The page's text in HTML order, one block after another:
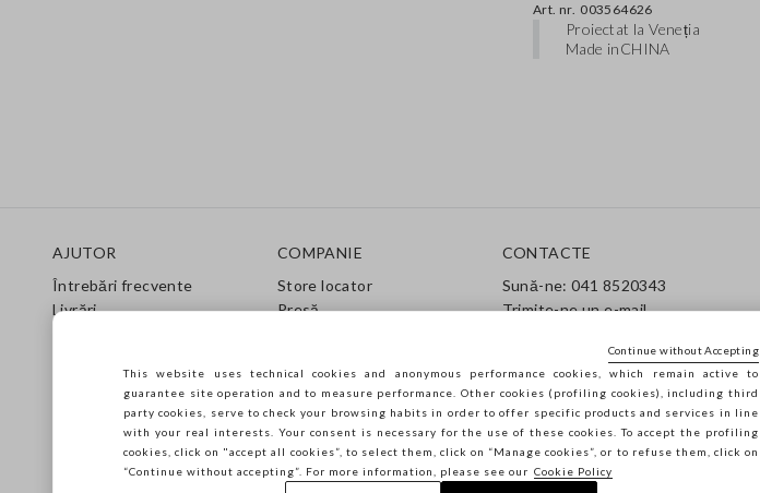
Art. nr. 003564626
Proiectat la Veneția
Made inCHINA
AJUTOR
Întrebări frecvente
Livrări
Ghid de îngrijire
Ghid de mărimi
COMPANIE
Store locator
Presă
Accesibilitate
Sustenabilitate
CONTACTE
Sună-ne: 041 8520343
Trimite-ne un e-mail
This website uses technical cookies and anonymous performance cookies, which remain active to
guarantee site operation and to measure performance. Other cookies (profiling cookies), including third
party cookies, serve to check your browsing habits in order to offer specific products and services in line
with your real interests. Your consent is necessary for the use of these cookies. To accept the profiling
cookies, click on "accept all cookies”, to select them, click on “Manage cookies”, or to refuse them, click on
“Continue without accepting”. For more information, please see our Cookie Policy
Continue without Accepting